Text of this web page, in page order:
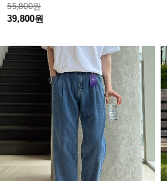
55,800원
39,800원